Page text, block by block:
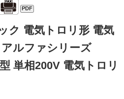
PDF
ク 電気トロリ形 電気
ルファシリーズ
単相200V 電気トロリ